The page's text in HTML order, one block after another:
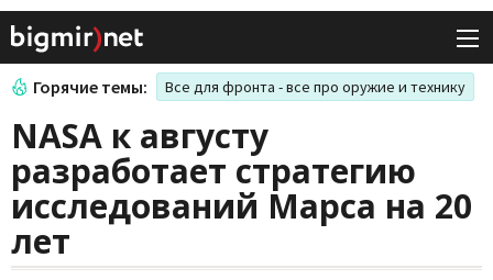
Горячие темы: Все для фронта - все про оружие и технику
NASA к августу
разработает стратегию
исследований Марса на 20
лет